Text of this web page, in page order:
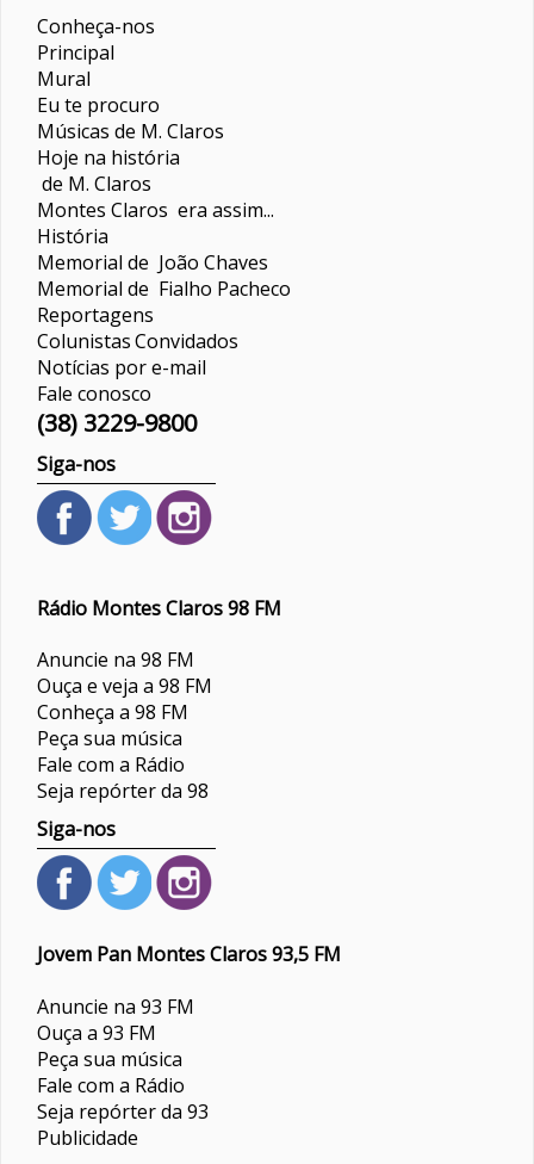
Conheça-nos
Principal
Mural
Eu te procuro
Músicas de M. Claros
Hoje na história
de M. Claros
Montes Claros era assim...
História
Memorial de João Chaves
Memorial de Fialho Pacheco
Reportagens
ColunistasConvidados
Notícias por e-mail
Fale conosco
(38) 3229-9800
Siga-nos
Rádio Montes Claros 98 FM
Anuncie na 98 FM
Ouça e veja a 98 FM
Conheça a 98 FM
Peça sua música
Fale com a Rádio
Seja repórter da 98
Siga-nos
Jovem Pan Montes Claros 93,5 FM
Anuncie na 93 FM
Ouça a 93 FM
Peça sua música
Fale com a Rádio
Seja repórter da 93
Publicidade